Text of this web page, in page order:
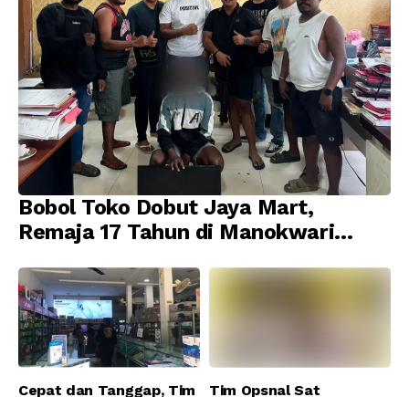
Bobol Toko Dobut Jaya Mart,
Remaja 17 Tahun di Manokwari
Jatanras Polda Papua Barat
Cepat dan Tanggap, Tim
Tim Opsnal Sat